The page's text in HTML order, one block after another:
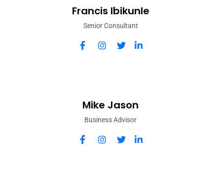
Francis Ibikunle
Senior Consultant
Mike Jason
Business Advisor